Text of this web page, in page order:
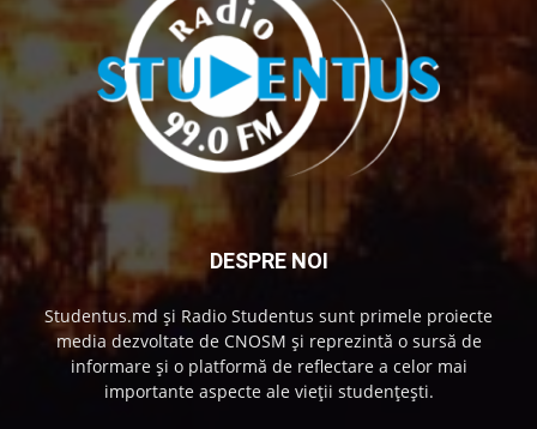
DESPRE NOI
Studentus.md și Radio Studentus sunt primele proiecte
media dezvoltate de CNOSM și reprezintă o sursă de
informare și o platformă de reflectare a celor mai
importante aspecte ale vieții studențești.